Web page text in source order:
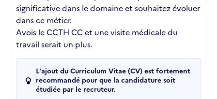
significative dans le domaine et souhaitez évoluer
dans ce métier.
Avois le CCTH CC et une visite médicale du
travail serait un plus.
L'ajout du Curriculum Vitae (CV) est fortement
recommandé pour que la candidature soit
étudiée par le recruteur.